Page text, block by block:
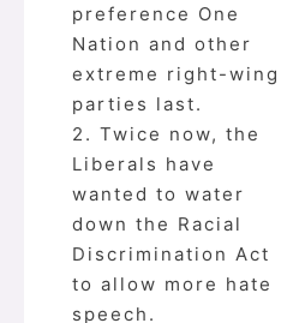
preference One
Nation and other
extreme right-wing
parties last.
2. Twice now, the
Liberals have
wanted to water
down the Racial
Discrimination Act
to allow more hate
speech.